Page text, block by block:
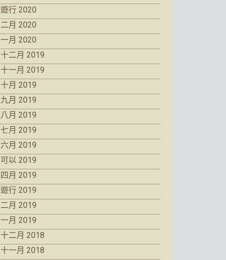
遊行 2020
二月 2020
一月 2020
十二月 2019
十一月 2019
十月 2019
九月 2019
八月 2019
七月 2019
六月 2019
可以 2019
四月 2019
遊行 2019
二月 2019
一月 2019
十二月 2018
十一月 2018